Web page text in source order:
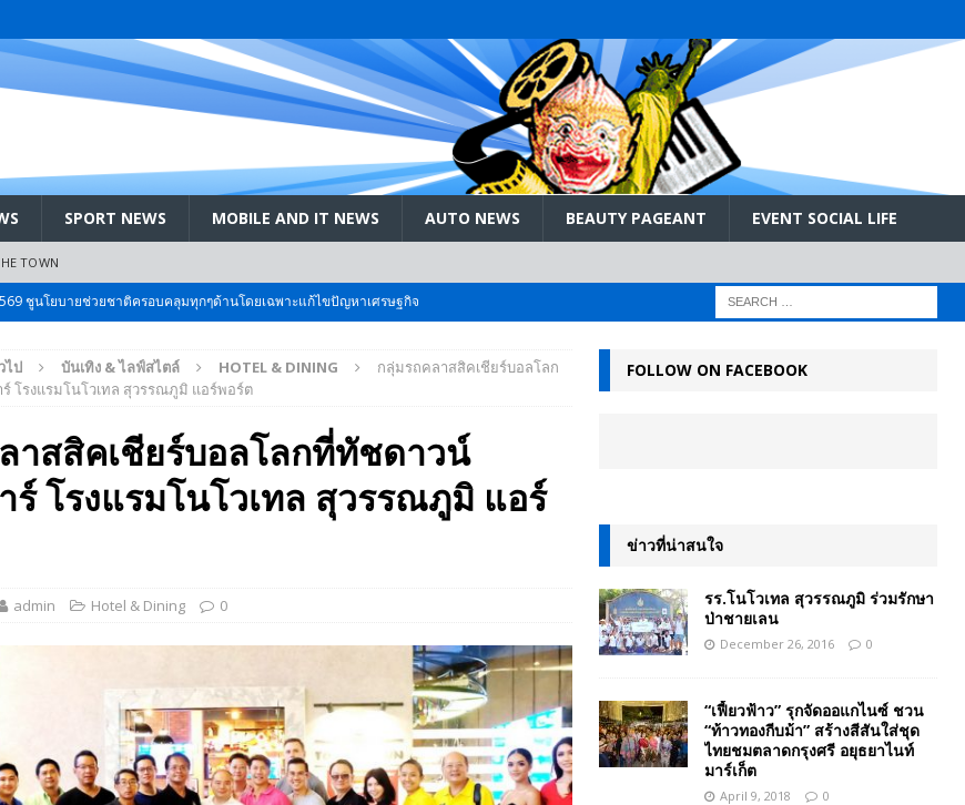
SPORT NEWS MOBILE AND IT NEWS AUTO NEWS BEAUTY PAGEANT EVENT SOCIAL LIFE
TOWN
ชูนโยบายช่วยชาติครอบคลุมทุกๆด้านโดยเฉพาะแก้ไขปัญหาเศรษฐกิจ
International Motor 2026 ที่คนรักรถ ไม่ควรพลาด 25 มีค. – 5
!! เจาะสนามเจดีย์ใหญ่: เมื่อคะแนนนิยม ‘ส้ม’ พุ่งชนกำแพง ‘บ้านใหญ่’ ใน
องล้อที่เข้าใจผู้ใช้ไทยมากที่สุด
ขภาพ “GIN-D”
ไป บันเทิง & ไลฟ์สไตล์ HOTEL & DINING
กลุ่มรถคลาสสิคเชียร์บอลโลก
โรงแรมโนโวเทล สุวรรณภูมิ แอร์พอร์ต
าสสิคเชียร์บอลโลกที่ทัชดาวน์
ร์ โรงแรมโนโวเทล สุวรรณภูมิ แอร์
admin Hotel & Dining 0
FOLLOW ON FACEBOOK
ข่าวที่น่าสนใจ
รร.โนโวเทล สุวรรณภูมิ ร่วมรักษา
ป่าชายเลน
December 26, 2016 0
“เฟี้ยวฟ้าว” รุกจัดออแกไนซ์ ชวน
“ท้าวทองกีบม้า” สร้างสีสันใส่ชุด
ไทยชมตลาดกรุงศรี อยุธยาไนท์
มาร์เก็ต
April 9, 2018 0